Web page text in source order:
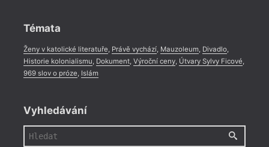
Témata
Ženy v katolické literatuře, Právě vychází, Mauzoleum, Divadlo,
Historie kolonialismu, Dokument, Výroční ceny, Útvary Sylvy Ficové,
969 slov o próze, Islám
Vyhledávání